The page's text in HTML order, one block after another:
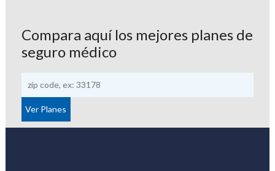
Compara aquí los mejores planes de
seguro médico